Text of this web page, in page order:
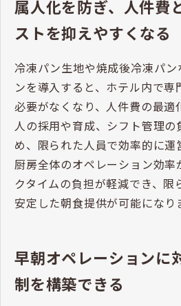
属人化を防ぎ、人件費
ストを抑えやすくなる
冷凍パン生地や焼成後冷凍パ
ンを導入すると、ホテル内で専
必要がなくなり、人件費の最適
人の採用や育成、シフト管理
め、限られた人員で効率的に運
厨房全体のオペレーション効率
クタイムの負担が軽減でき、限
安定した朝食提供が可能になり
早朝オペレーションに
制を構築できる